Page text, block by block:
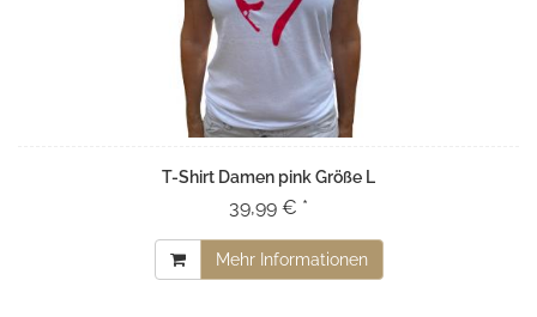
T-Shirt Damen pink Größe L
39,99 € *
Mehr Informationen